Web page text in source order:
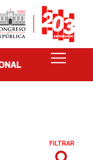
FILTRAR